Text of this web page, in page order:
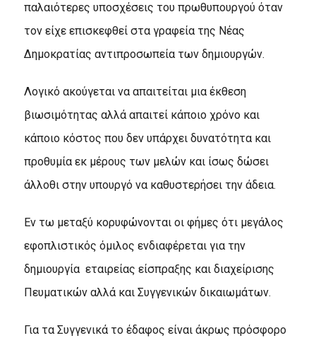
παλαιότερες υποσχέσεις του πρωθυπουργού όταν
τον είχε επισκεφθεί στα γραφεία της Νέας
Δημοκρατίας αντιπροσωπεία των δημιουργών.
Λογικό ακούγεται να απαιτείται μια έκθεση
βιωσιμότητας αλλά απαιτεί κάποιο χρόνο και
κάποιο κόστος που δεν υπάρχει δυνατότητα και
προθυμία εκ μέρους των μελών και ίσως δώσει
άλλοθι στην υπουργό να καθυστερήσει την άδεια.
Εν τω μεταξύ κορυφώνονται οι φήμες ότι μεγάλος
εφοπλιστικός όμιλος ενδιαφέρεται για την
δημιουργία εταιρείας είσπραξης και διαχείρισης
Πευματικών αλλά και Συγγενικών δικαιωμάτων.
Για τα Συγγενικά το έδαφος είναι άκρως πρόσφορο